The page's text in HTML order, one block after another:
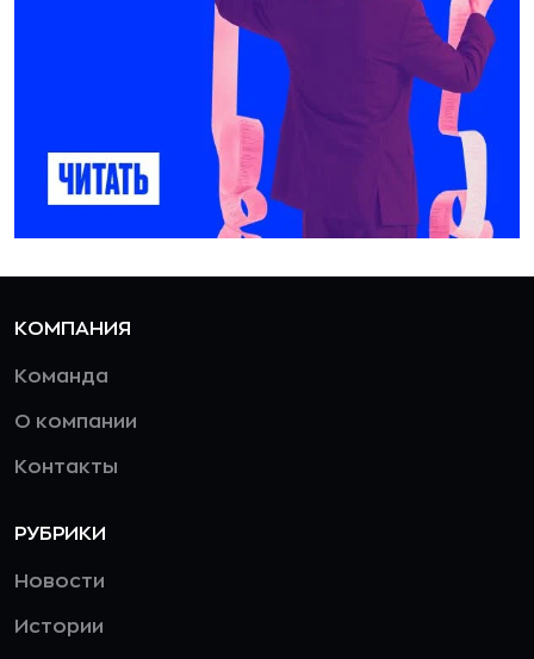
КОМПАНИЯ
Команда
О компании
Контакты
РУБРИКИ
Новости
Истории